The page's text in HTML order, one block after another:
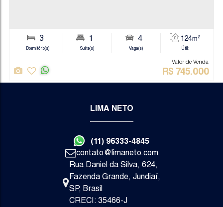
Suíte(s)
LIMA NETO
(11) 96333-4845
contato@limaneto.com
Rua Daniel da Silva, 624,
Fazenda Grande, Jundiaí,
SP, Brasil
CRECI: 35466-J